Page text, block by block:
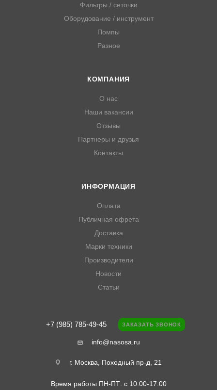
Фильтры / сеточки
Оборудование / инструмент
Помпы
Разное
КОМПАНИЯ
О нас
Наши вакансии
Отзывы
Партнеры и друзья
Контакты
ИНФОРМАЦИЯ
Оплата
Публичная офрета
Доставка
Марки техники
Производители
Новости
Статьи
+7 (985) 785-49-45 ЗАКАЗАТЬ ЗВОНОК
info@nasosa.ru
г. Москва, Походный пр-д, 21
Время работы ПН-ПТ: с 10:00-17:00